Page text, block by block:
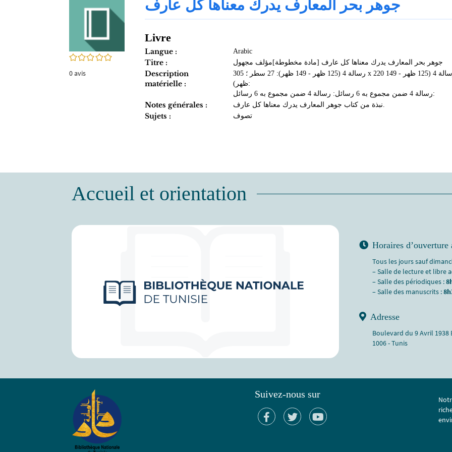
0/5
0avis
جوهر بحر المعارف يدرك معناها كل عارف‏
Livre
Langue : Arabic
Titre : جوهر بحر المعارف يدرك معناها كل عارف‏ ‏[مادة مخطوطة]مؤلف مجهول
Description
matérielle :
رسالة 4 (125 ظهر - 149 ظهر): ‏27 سطر‏ ؛ ‏305 x 220 مم رسالة 4 (125 ظهر - 149
ظهر):
رسالة 4 ضمن مجموع به 6 رسائل: رسالة 4 ضمن مجموع به 6 رسائل:
Notes générales : نبذة من كتاب جوهر المعارف يدرك معناها كل عارف.
Sujets : تصوف
Accueil et orientation
Horaires d’ouverture
Tous les jours sauf
– Salle de lecture et libre
– Salle des périodiques :
– Salle des manuscrits :
Adresse
Boulevard du 9 Avril 1938
1006 - Tunis
Suivez-nous sur